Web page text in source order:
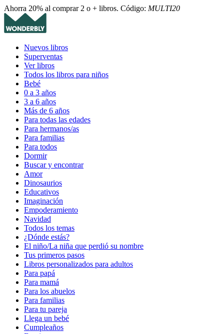
Ahorra 20% al comprar 2 o + libros. Código: MULTI20
Nuevos libros
Superventas
Ver libros
Todos los libros para niños
Bebé
0 a 3 años
3 a 6 años
Más de 6 años
Para todas las edades
Para hermanos/as
Para familias
Para todos
Dormir
Buscar y encontrar
Amor
Dinosaurios
Educativos
Imaginación
Empoderamiento
Navidad
Todos los temas
¿Dónde estás?
El niño/La niña que perdió su nombre
Tus primeros pasos
Libros personalizados para adultos
Para papá
Para mamá
Para los abuelos
Para familias
Para tu pareja
Llega un bebé
Cumpleaños